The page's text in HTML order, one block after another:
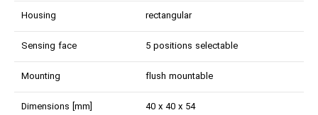
Housing rectangular
Sensing face 5 positions selectable
Mounting flush mountable
Dimensions [mm] 40 x 40 x 54